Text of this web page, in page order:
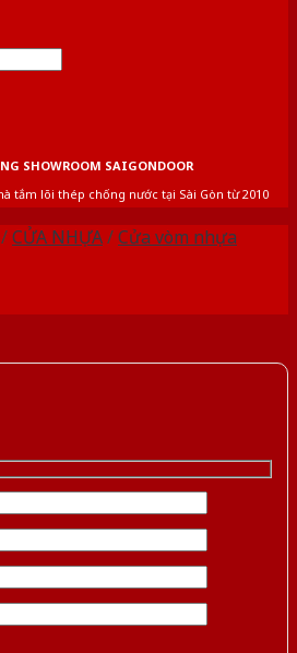
SHOWROOM SAIGONDOOR
tắm lõi thép chống nước tại Sài Gòn từ 2010
/CỬA NHỰA/Cửa vòm nhựa